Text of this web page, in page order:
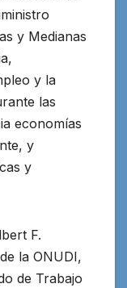
y Medianas
y la
las
economías
y
y
F.
la ONUDI,
de Trabajo